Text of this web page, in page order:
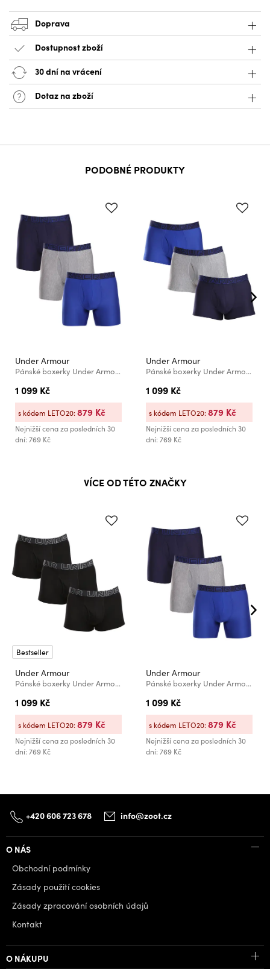
Doprava
Dostupnost zboží
30 dní na vrácení
Dotaz na zboží
PODOBNÉ PRODUKTY
Under Armour
Pánské boxerky Under Armour M UA Perf Tech 6in (3ks)
1 099 Kč
Nejnižší cena za posledních 30
dní: 769 Kč
s kódem LETO20:879 Kč
Under Armour
Pánské boxerky Under Armour M UA Perf Tech 3in (3ks)
1 099 Kč
Nejnižší cena za posledních 30
dní: 769 Kč
s kódem LETO20:879 Kč
VÍCE OD TÉTO ZNAČKY
Bestseller
Under Armour
Pánské boxerky Under Armour M UA Perf Cotton 3in (3ks)
1 099 Kč
Nejnižší cena za posledních 30
dní: 769 Kč
s kódem LETO20:879 Kč
Under Armour
Pánské boxerky Under Armour M UA Perf Tech 6in (3ks)
1 099 Kč
Nejnižší cena za posledních 30
dní: 769 Kč
s kódem LETO20:879 Kč
+420 606 723 678 info@zoot.cz
O NÁS
Obchodní podmínky
Zásady použití cookies
Zásady zpracování osobních údajů
Kontakt
O NÁKUPU